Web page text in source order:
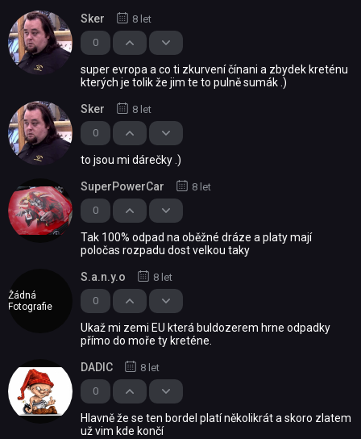
0
Sker 8 let
super evropa a co ti zkurvení čínani a zbydek kreténu
kterých je tolik že jim te to pulně sumák .)
0
Sker 8 let
to jsou mi dárečky .)
0
SuperPowerCar 8 let
Tak 100% odpad na oběžné dráze a platy mají
poločas rozpadu dost velkou taky
Žádná
Fotografie
0
S.a.n.y.o 8 let
Ukaž mi zemi EU která buldozerem hrne odpadky
přímo do moře ty kreténe.
0
DADIC 8 let
Hlavně že se ten bordel platí několikrát a skoro zlatem
už vim kde končí